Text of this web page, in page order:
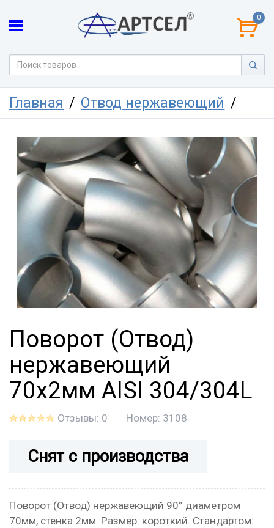
0
Главная Отвод нержавеющий
Поворот (Отвод)
нержавеющий
70x2мм AISI 304/304L
Отзывы: 0 Номер: 3108
Снят с производства
Поворот (Отвод) нержавеющий 90° диаметром
70мм, стенка 2мм. Размер: короткий. Стандартом: